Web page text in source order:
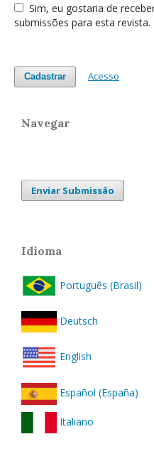
submissões para esta revista.
Cadastrar Acesso
Navegar
Enviar Submissão
Idioma
Português (Brasil)
Deutsch
English
Español (España)
Italiano